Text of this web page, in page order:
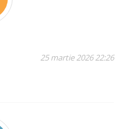
25 martie 2026 22:26